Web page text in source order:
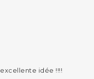
idée !!!!